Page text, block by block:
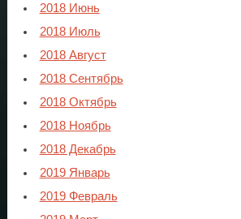
2018 Июнь
2018 Июль
2018 Август
2018 Сентябрь
2018 Октябрь
2018 Ноябрь
2018 Декабрь
2019 Январь
2019 Февраль